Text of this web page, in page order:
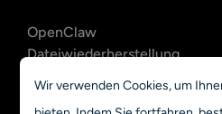
OpenClaw
Dateiwiederherstellung
OpenClaw E-Mail-
Wir verwenden Cookies, um